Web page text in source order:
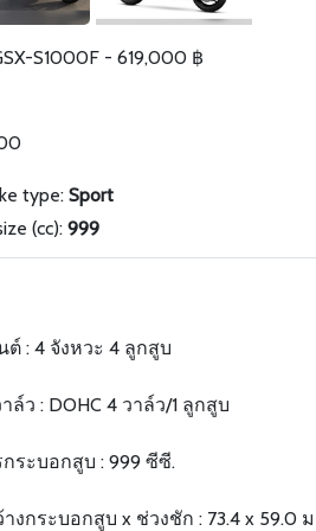
S1000F - 619,000 ฿
type: Sport
(cc): 999
ต์ : 4 จังหวะ 4 ลูกสูบ
ล์ว : DOHC 4 วาล์ว/1 ลูกสูบ
ระบอกสูบ : 999 ซีซี.
งกระบอกสูบ x ช่วงชัก : 73.4 x 59.0